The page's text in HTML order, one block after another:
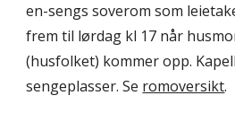
en-sengs soverom som
frem til lørdag kl 17 når
(husfolket) kommer opp.
sengeplasser. Se romoversikt.